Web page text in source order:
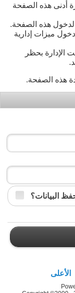
أدنى هذه الصفحة
لدخول هذه الصفحة.
ميزات إدارية
الإدارة بحظر
هذه الصفحة.
البيانات؟
الأعلى